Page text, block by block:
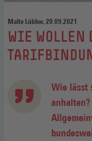
Malte Lübker, 20.09.2021
:
WIE
Wie lässt